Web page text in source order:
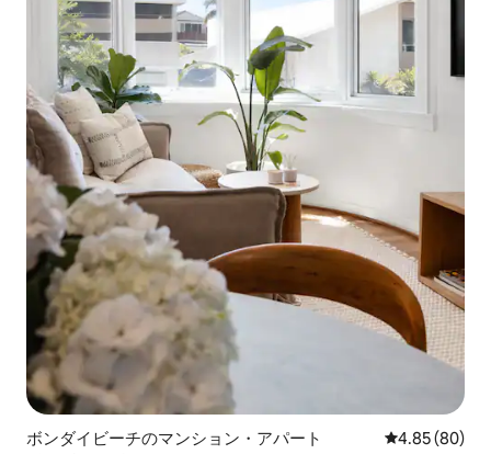
ボンダイビーチのマンション・アパート レビュー80
4.85 (80)